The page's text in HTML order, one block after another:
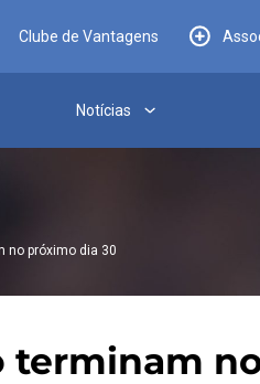
Clube de Vantagens
Notícias
no próximo dia 30
terminam